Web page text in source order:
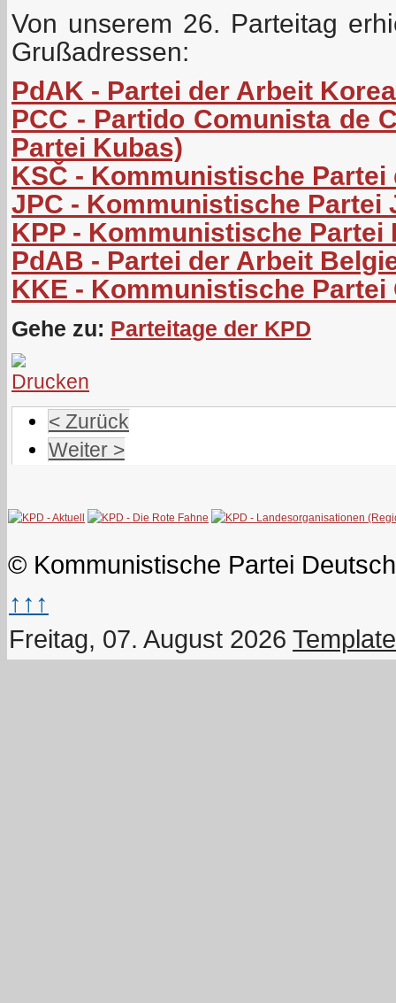
Von unserem 26. Parteitag
Grußadressen:
PdAK - Partei der Arbeit
PCC - Partido Comunista de
Partei Kubas)
KSČ - Kommunistische
JPC - Kommunistische Partei
KPP - Kommunistische Partei
PdAB - Partei der Arbeit
KKE - Kommunistische Partei
Gehe zu: Parteitage der KPD
< Zurück
Weiter >
© Kommunistische Partei
↑↑↑
Freitag, 07. August 2026